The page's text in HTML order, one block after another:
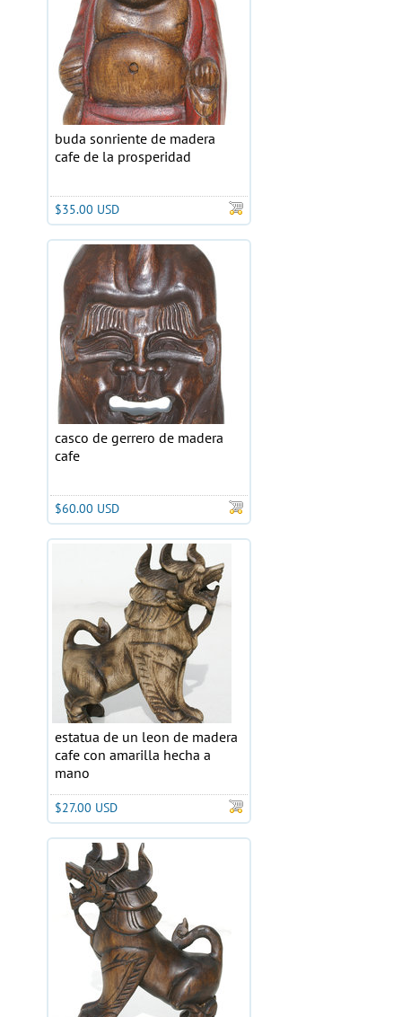
buda sonriente de madera
cafe de la prosperidad
$35.00 USD
casco de gerrero de madera
cafe
$60.00 USD
estatua de un leon de madera
cafe con amarilla hecha a
mano
$27.00 USD